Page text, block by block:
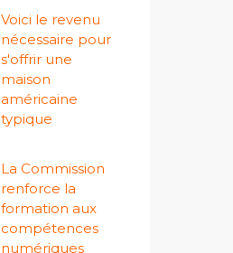
Voici le revenu
nécessaire pour
s'offrir une
maison
américaine
typique
La Commission
renforce la
formation aux
compétences
numériques